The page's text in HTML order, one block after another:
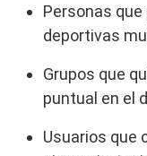
Personas
deportivas
Grupos que
puntual en el
Usuarios que